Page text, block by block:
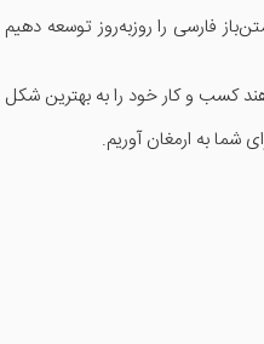
فارسی را روزبه‌روز
کسب و کار خود را به
شما به ارمغان آوریم.